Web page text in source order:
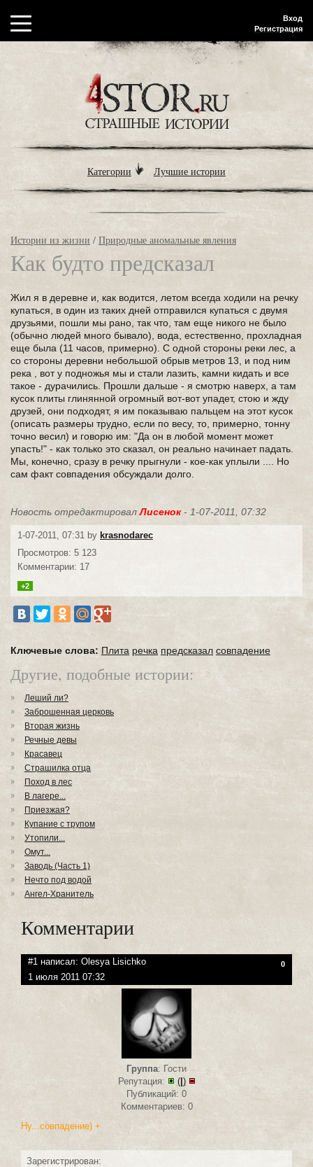
Вход
Регистрация
Категории Лучшие истории
Истории из жизни / Природные аномальные явления
Как будто предсказал
Жил я в деревне и, как водится, летом всегда ходили на речку
купаться, в один из таких дней отправился купаться с двумя
друзьями, пошли мы рано, так что, там еще никого не было
(обычно людей много бывало), вода, естественно, прохладная
еще была (11 часов, примерно). С одной стороны реки лес, а
со стороны деревни небольшой обрыв метров 13, и под ним
река , вот у подножья мы и стали лазить, камни кидать и все
такое - дурачились. Прошли дальше - я смотрю наверх, а там
кусок плиты глинянной огромный вот-вот упадет, стою и жду
друзей, они подходят, я им показываю пальцем на этот кусок
(описать размеры трудно, если по весу, то, примерно, тонну
точно весил) и говорю им: "Да он в любой момент может
упасть!" - как только это сказал, он реально начинает падать.
Мы, конечно, сразу в речку прыгнули - кое-как уплыли .... Но
сам факт совпадения обсуждали долго.
Новость отредактировалЛисенок- 1-07-2011, 07:32
1-07-2011, 07:31 by krasnodarec
Просмотров: 5 123
Комментарии: 17
+2
Ключевые слова: Плита речка предсказал совпадение
Другие, подобные истории:
Леший ли?
Заброшенная церковь
Вторая жизнь
Речные девы
Красавец
Страшилка отца
Поход в лес
В лагере...
Приезжая?
Купание с трупом
Утопили...
Омут...
Заводь (Часть 1)
Нечто под водой
Ангел-Хранитель
Комментарии
#1 написал: Olesya Lisichko 0
1 июля 2011 07:32
Группа: Гости
Репутация:
(| )
Публикаций: 0
Комментариев: 0
Ну...совпадение) +
Зарегистрирован: